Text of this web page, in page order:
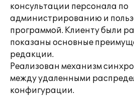
консультации персонала по
администрированию и
программой. Клиенту были
показаны основные
редакции.
Реализован механизм
между удаленными
конфигурации.